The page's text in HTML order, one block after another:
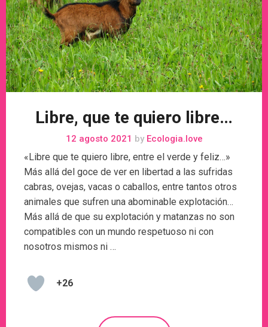
Libre, que te quiero libre…
12 agosto 2021 byEcologia.love
«Libre que te quiero libre, entre el verde y feliz…»
Más allá del goce de ver en libertad a las sufridas
cabras, ovejas, vacas o caballos, entre tantos otros
animales que sufren una abominable explotación…
Más allá de que su explotación y matanzas no son
compatibles con un mundo respetuoso ni con
nosotros mismos ni …
+26